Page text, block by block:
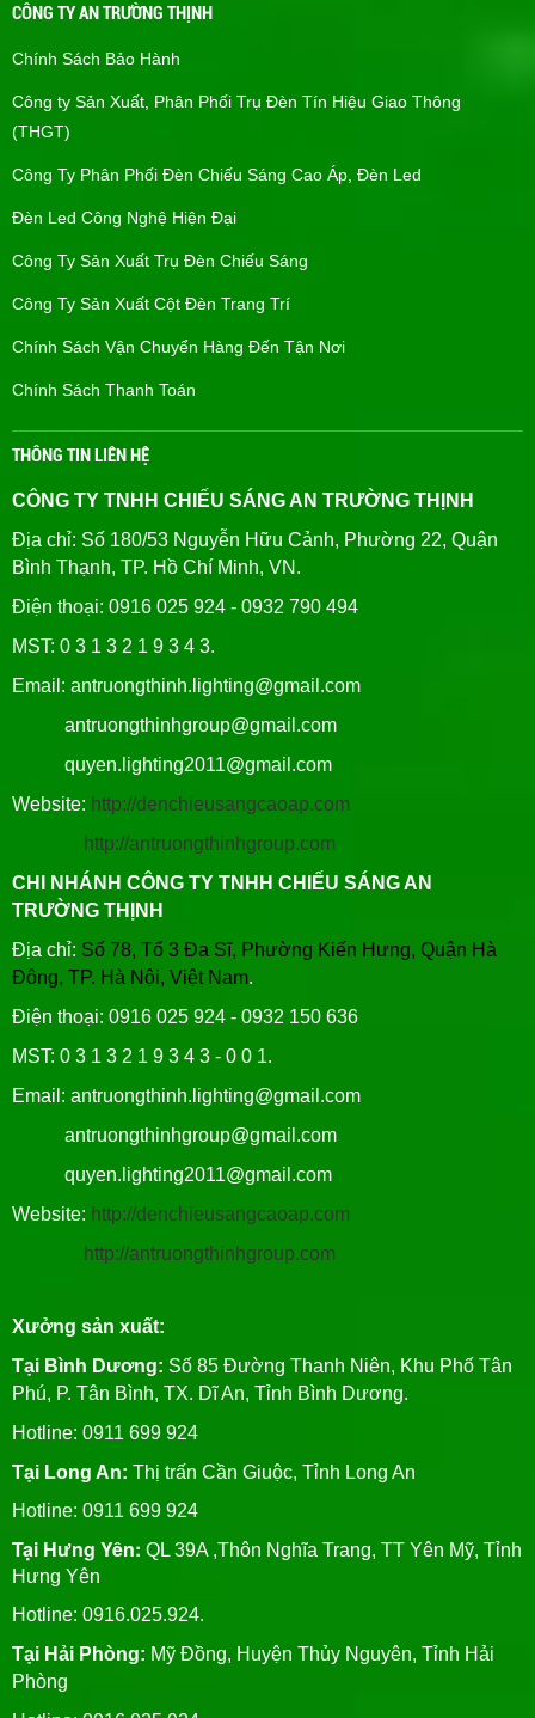
CÔNG TY AN TRƯỜNG THỊNH
Chính Sách Bảo Hành
Công ty Sản Xuất, Phân Phối Trụ Đèn Tín Hiệu Giao Thông
(THGT)
Công Ty Phân Phối Đèn Chiếu Sáng Cao Áp, Đèn Led
Đèn Led Công Nghệ Hiện Đại
Công Ty Sản Xuất Trụ Đèn Chiếu Sáng
Công Ty Sản Xuất Cột Đèn Trang Trí
Chính Sách Vận Chuyển Hàng Đến Tận Nơi
Chính Sách Thanh Toán
THÔNG TIN LIÊN HỆ
CÔNG TY TNHH CHIẾU SÁNG AN TRƯỜNG THỊNH
Địa chỉ: Số 180/53 Nguyễn Hữu Cảnh, Phường 22, Quận
Bình Thạnh, TP. Hồ Chí Minh, VN.
Điện thoại: 0916 025 924 - 0932 790 494
MST: 0 3 1 3 2 1 9 3 4 3.
Email: antruongthinh.lighting@gmail.com
antruongthinhgroup@gmail.com
quyen.lighting2011@gmail.com
Website: http://denchieusangcaoap.com
http://antruongthinhgroup.com
CHI NHÁNH CÔNG TY TNHH CHIẾU SÁNG AN
TRƯỜNG THỊNH
Địa chỉ: Số 78, Tổ 3 Đa Sĩ, Phường Kiến Hưng, Quận Hà
Đông, TP. Hà Nội, Việt Nam.
Điện thoại: 0916 025 924 - 0932 150 636
MST: 0 3 1 3 2 1 9 3 4 3 - 0 0 1.
Email: antruongthinh.lighting@gmail.com
antruongthinhgroup@gmail.com
quyen.lighting2011@gmail.com
Website: http://denchieusangcaoap.com
http://antruongthinhgroup.com
Xưởng sản xuất:
Tại Bình Dương: Số 85 Đường Thanh Niên, Khu Phố Tân
Phú, P. Tân Bình, TX. Dĩ An, Tỉnh Bình Dương.
Hotline: 0911 699 924
Tại Long An: Thị trấn Cần Giuộc, Tỉnh Long An
Hotline: 0911 699 924
Tại Hưng Yên: QL 39A ,Thôn Nghĩa Trang, TT Yên Mỹ, Tỉnh
Hưng Yên
Hotline: 0916.025.924.
Tại Hải Phòng: Mỹ Đồng, Huyện Thủy Nguyên, Tỉnh Hải
Phòng